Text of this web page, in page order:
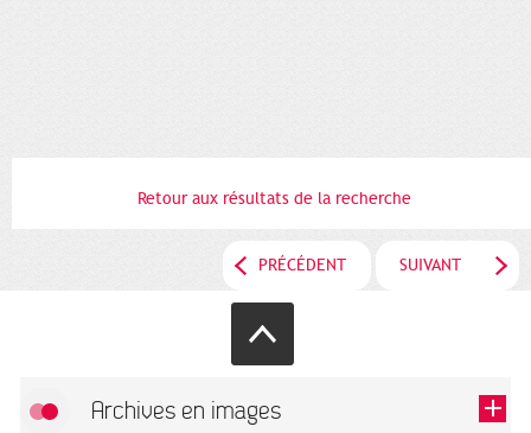
Retour aux résultats de la recherche
PRÉCÉDENT SUIVANT
Archives en images